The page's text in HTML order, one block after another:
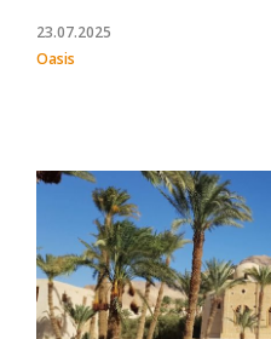
23.07.2025
Oasis